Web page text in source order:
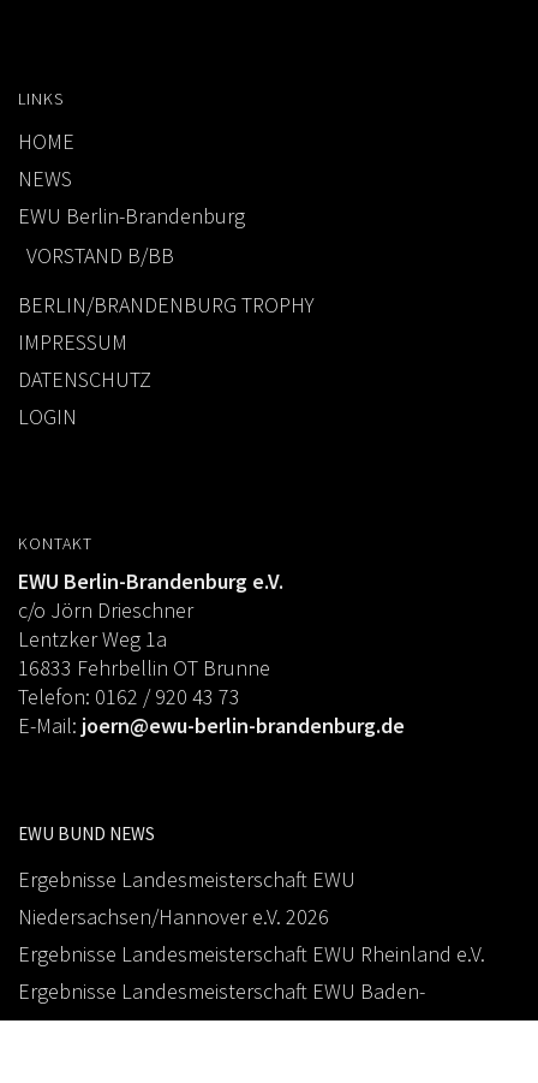
LINKS
HOME
NEWS
EWU Berlin-Brandenburg
VORSTAND B/BB
BERLIN/BRANDENBURG TROPHY
IMPRESSUM
DATENSCHUTZ
LOGIN
KONTAKT
EWU Berlin-Brandenburg e.V.
c/o Jörn Drieschner
Lentzker Weg 1a
16833 Fehrbellin OT Brunne
Telefon: 0162 / 920 43 73
E-Mail: joern@ewu-berlin-brandenburg.de
EWU BUND NEWS
Ergebnisse Landesmeisterschaft EWU
Niedersachsen/Hannover e.V. 2026
Ergebnisse Landesmeisterschaft EWU Rheinland e.V.
Ergebnisse Landesmeisterschaft EWU Baden-
Württemberg e.V. 2026